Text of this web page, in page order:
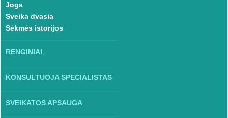
Joga
Sveika dvasia
Sėkmės istorijos
RENGINIAI
KONSULTUOJA SPECIALISTAS
SVEIKATOS APSAUGA